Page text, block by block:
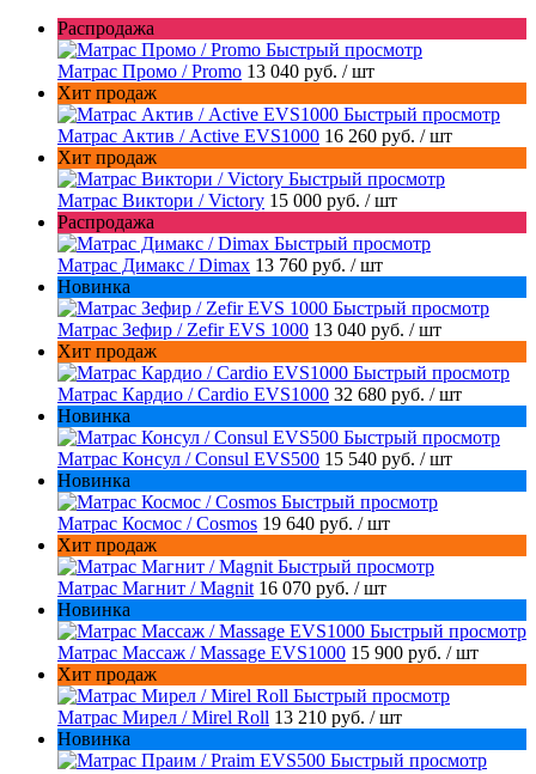
Распродажа
Быстрый просмотр
Матрас Промо / Promo 13 040 руб. / шт
Хит продаж
Быстрый просмотр
Матрас Актив / Active EVS1000 16 260 руб. / шт
Хит продаж
Быстрый просмотр
Матрас Виктори / Victory 15 000 руб. / шт
Распродажа
Быстрый просмотр
Матрас Димакс / Dimax 13 760 руб. / шт
Новинка
Быстрый просмотр
Матрас Зефир / Zefir EVS 1000 13 040 руб. / шт
Хит продаж
Быстрый просмотр
Матрас Кардио / Cardio EVS1000 32 680 руб. / шт
Новинка
Быстрый просмотр
Матрас Консул / Consul EVS500 15 540 руб. / шт
Новинка
Быстрый просмотр
Матрас Космос / Cosmos 19 640 руб. / шт
Хит продаж
Быстрый просмотр
Матрас Магнит / Magnit 16 070 руб. / шт
Новинка
Быстрый просмотр
Матрас Массаж / Massage EVS1000 15 900 руб. / шт
Хит продаж
Быстрый просмотр
Матрас Мирел / Mirel Roll 13 210 руб. / шт
Новинка
Быстрый просмотр